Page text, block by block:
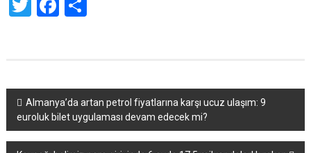
TwitterFacebook
Yazı
dolaşımı
Almanya’da artan petrol fiyatlarına karşı ucuz ulaşım: 9
euroluk bilet uygulaması devam edecek mi?